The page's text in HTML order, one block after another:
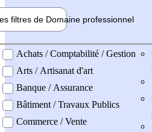
filtres de Domaine professionnel
professionel
Achats / Comptabilité / Gestion
Arts / Artisanat d'art
Banque / Assurance
Bâtiment / Travaux Publics
Commerce / Vente